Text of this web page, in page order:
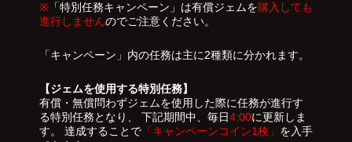
※ 「特別任務キャンペーン」は有償ジェムを購入しても
進行しませんのでご注意ください。
「キャンペーン」内の任務は主に2種類に分かれます。
【ジェムを使用する特別任務】
有償・無償問わずジェムを使用した際に任務が進行す
る特別任務となり、 下記期間中、毎日4:00に更新しま
す。 達成することで「キャンペーンコイン1枚」 を入手